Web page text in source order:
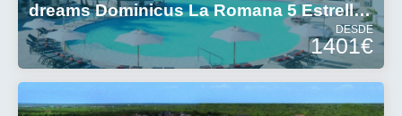
dreams Dominicus La Romana 5 Estrellas
DESDE
1401€